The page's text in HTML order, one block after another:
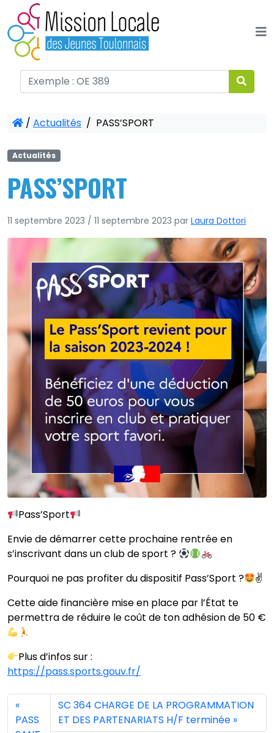
/ Actualités / PASS’SPORT
Actualités
PASS’SPORT
11 septembre 2023 / 11 septembre 2023 par Laura Dottori
Pass’Sport
Envie de démarrer cette prochaine rentrée en
s’inscrivant dans un club de sport ?
Pourquoi ne pas profiter du dispositif Pass’Sport ?
✌
Cette aide financière mise en place par l’État te
permettra de réduire le coût de ton adhésion de 50 €
Plus d’infos sur :
https://pass.sports.gouv.fr/
PASS
SC 364 CHARGE DE LA PROGRAMMATION
ET DES PARTENARIATS H/F terminée
Panneau de gestion des cookies